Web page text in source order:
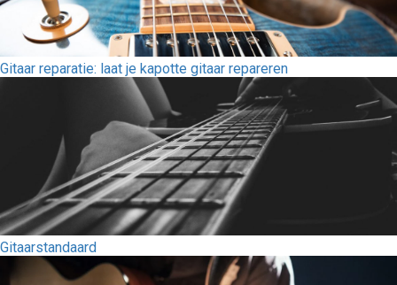
Gitaar reparatie: laat je kapotte gitaar repareren
Gitaarstandaard